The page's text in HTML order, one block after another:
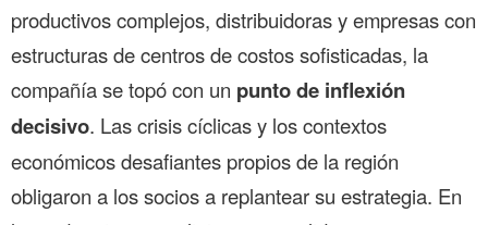
productivos complejos, distribuidoras y empresas con
estructuras de centros de costos sofisticadas, la
compañía se topó con un punto de inflexión
decisivo. Las crisis cíclicas y los contextos
económicos desafiantes propios de la región
obligaron a los socios a replantear su estrategia. En